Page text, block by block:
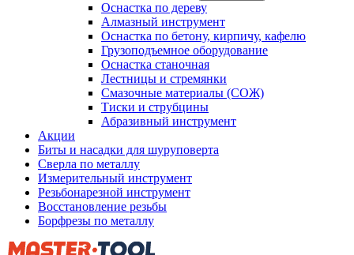
Оснастка по дереву
Алмазный инструмент
Оснастка по бетону, кирпичу, кафелю
Грузоподъемное оборудование
Оснастка станочная
Лестницы и стремянки
Смазочные материалы (СОЖ)
Тиски и струбцины
Абразивный инструмент
Акции
Биты и насадки для шуруповерта
Сверла по металлу
Измерительный инструмент
Резьбонарезной инструмент
Восстановление резьбы
Борфрезы по металлу